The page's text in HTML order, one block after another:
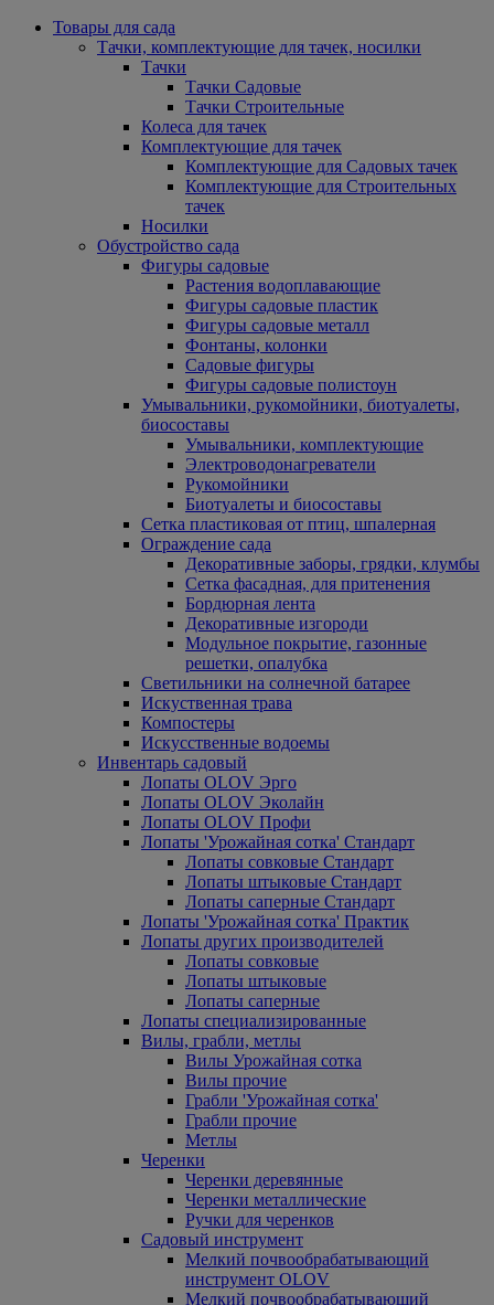
Товары для сада
Тачки, комплектующие для тачек, носилки
Тачки
Тачки Садовые
Тачки Строительные
Колеса для тачек
Комплектующие для тачек
Комплектующие для Садовых тачек
Комплектующие для Строительных
тачек
Носилки
Обустройство сада
Фигуры садовые
Растения водоплавающие
Фигуры садовые пластик
Фигуры садовые металл
Фонтаны, колонки
Садовые фигуры
Фигуры садовые полистоун
Умывальники, рукомойники, биотуалеты,
биосоставы
Умывальники, комплектующие
Электроводонагреватели
Рукомойники
Биотуалеты и биосоставы
Сетка пластиковая от птиц, шпалерная
Ограждение сада
Декоративные заборы, грядки, клумбы
Сетка фасадная, для притенения
Бордюрная лента
Декоративные изгороди
Модульное покрытие, газонные
решетки, опалубка
Светильники на солнечной батарее
Искуственная трава
Компостеры
Искусственные водоемы
Инвентарь садовый
Лопаты OLOV Эрго
Лопаты OLOV Эколайн
Лопаты OLOV Профи
Лопаты 'Урожайная сотка' Стандарт
Лопаты совковые Стандарт
Лопаты штыковые Стандарт
Лопаты саперные Стандарт
Лопаты 'Урожайная сотка' Практик
Лопаты других производителей
Лопаты совковые
Лопаты штыковые
Лопаты саперные
Лопаты специализированные
Вилы, грабли, метлы
Вилы Урожайная сотка
Вилы прочие
Грабли 'Урожайная сотка'
Грабли прочие
Метлы
Черенки
Черенки деревянные
Черенки металлические
Ручки для черенков
Садовый инструмент
Мелкий почвообрабатывающий
инструмент OLOV
Мелкий почвообрабатывающий